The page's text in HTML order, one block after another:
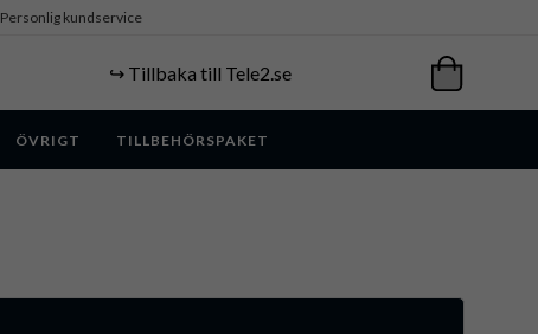
Personlig kundservice
↪️ Tillbaka till Tele2.se
ÖVRIGT TILLBEHÖRSPAKET